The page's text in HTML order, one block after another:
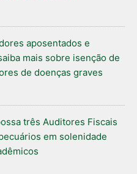
aposentados e
mais sobre isenção de
de doenças graves
três Auditores Fiscais
em solenidade